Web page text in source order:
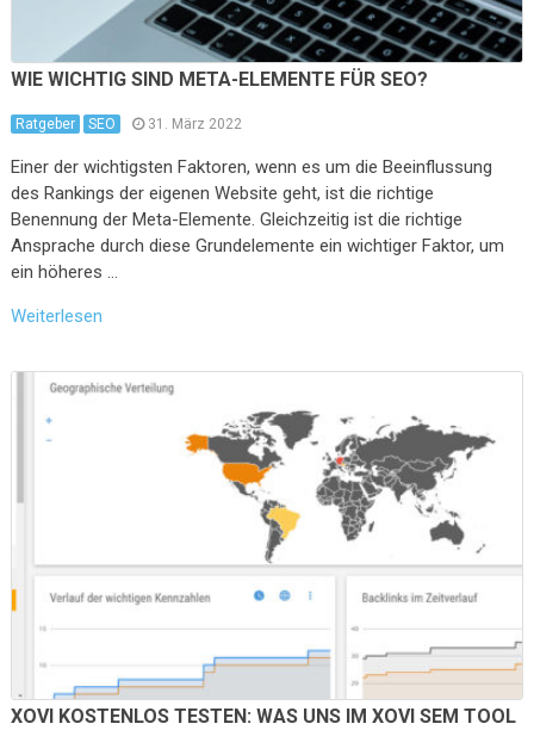
WIE WICHTIG SIND META-ELEMENTE FÜR SEO?
Ratgeber SEO 31. März 2022
Einer der wichtigsten Faktoren, wenn es um die Beeinflussung
des Rankings der eigenen Website geht, ist die richtige
Benennung der Meta-Elemente. Gleichzeitig ist die richtige
Ansprache durch diese Grundelemente ein wichtiger Faktor, um
ein höheres …
Weiterlesen
XOVI KOSTENLOS TESTEN: WAS UNS IM XOVI SEM TOOL